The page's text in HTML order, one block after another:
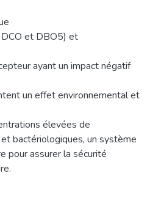
DCO et DBO5) et
ayant un impact négatif
un effet environnemental et
élevées de
bactériologiques, un système
pour assurer la sécurité